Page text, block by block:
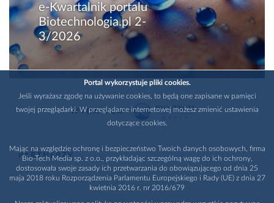
e-Kwartalnik portalu
Biotechnologia.pl 2-
3/2026
WYDAWCA
PARTNERZY
Portal wykorzystuje pliki cookies.
Jeśli wyrażasz zgodę na używanie cookies, to będą one zapisane w pamięci
twojej przeglądarki. W przeglądarce internetowej możesz zmienić ustawienia
dotyczące cookies.
Mając na względzie ochronę i bezpieczeństwo Twoich danych osobowych, firma
Bio-Tech Media sp. z o.o., przykładając szczególną wagę do ich ochrony,
dostosowała swoje zasady ich przetwarzania do obowiązującego od dnia 25
maja 2018 roku Rozporządzenia Parlamentu Europejskiego i Rady (UE) z dnia 27
kwietnia 2016 r. nr 2016/679